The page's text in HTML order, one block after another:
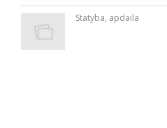
Statyba, apdaila